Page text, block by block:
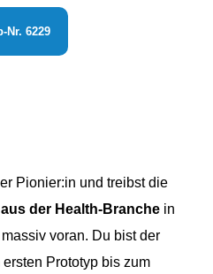
Nr. 6229
Pionier:in und treibst die
der Health-Branche in
voran. Du bist der
Prototyp bis zum